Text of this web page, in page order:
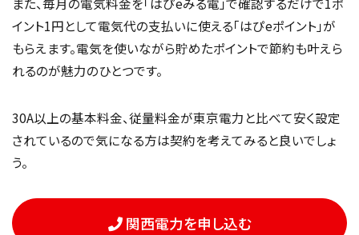
イント1円として電気代の支払いに使える「はぴeポイント」が
もらえます。電気を使いながら貯めたポイントで節約も叶えら
れるのが魅力のひとつです。
30A以上の基本料金、従量料金が東京電力と比べて安く設定
されているので気になる方は契約を考えてみると良いでしょ
う。
関西電力を申し込む